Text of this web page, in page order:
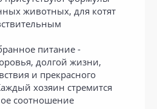
животных, для котят
питание -
долгой жизни,
и прекрасного
хозяин стремится
соотношение